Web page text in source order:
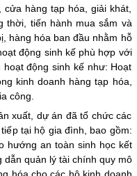
hàng tạp hóa, giải khát,
tiến hành mua sắm và
hàng hóa ban đầu nhằm hỗ
động sinh kế phù hợp với
động sinh kế như: Hoạt
kinh doanh hàng tạp hóa,
công.
xuất, dự án đã tổ chức các
tại hộ gia đình, bao gồm:
hướng an toàn sinh học kết
quản lý tài chính quy mô
hóa cho các hộ kinh doanh